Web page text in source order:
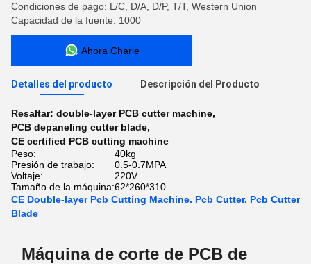
Condiciones de pago: L/C, D/A, D/P, T/T, Western Union
Capacidad de la fuente: 1000
Ahora Charle
Detalles del producto Descripción del Producto
Resaltar: double-layer PCB cutter machine,
PCB depaneling cutter blade,
CE certified PCB cutting machine
Peso:
40kg
Presión de trabajo:
0.5-0.7MPA
Voltaje:
220V
Tamaño de la máquina:62*260*310
CE Double-layer Pcb Cutting Machine. Pcb Cutter. Pcb Cutter
Blade
Máquina de corte de PCB de